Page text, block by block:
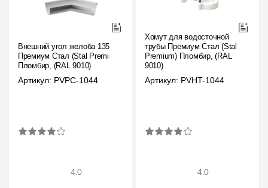
Внешний угол желоба 135˚
Премиум Стал (Stal Premium)
Пломбир, (RAL 9010)
Артикул: PVPC-1044
4.0
Хомут для водосточной
трубы Премиум Стал (Stal
Premium) Пломбир, (RAL
9010)
Артикул: PVHT-1044
4.0